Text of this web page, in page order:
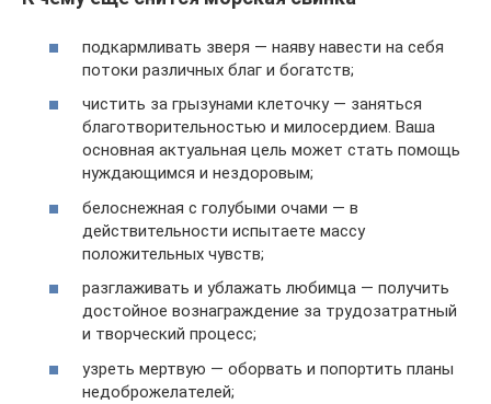
подкармливать зверя — наяву навести на себя
потоки различных благ и богатств;
чистить за грызунами клеточку — заняться
благотворительностью и милосердием. Ваша
основная актуальная цель может стать помощь
нуждающимся и нездоровым;
белоснежная с голубыми очами — в
действительности испытаете массу
положительных чувств;
разглаживать и ублажать любимца — получить
достойное вознаграждение за трудозатратный
и творческий процесс;
узреть мертвую — оборвать и попортить планы
недоброжелателей;